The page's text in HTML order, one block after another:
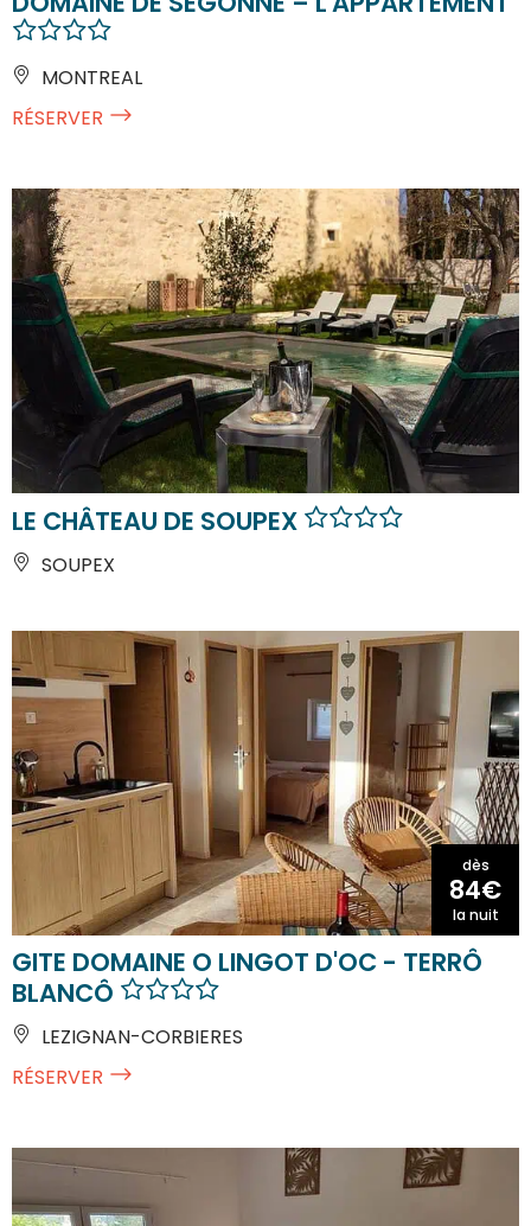
MONTREAL
RÉSERVER
LE CHÂTEAU DE SOUPEX
SOUPEX
dès
84€
la nuit
GITE DOMAINE O LINGOT D'OC - TERRÔ
BLANCÔ
LEZIGNAN-CORBIERES
RÉSERVER